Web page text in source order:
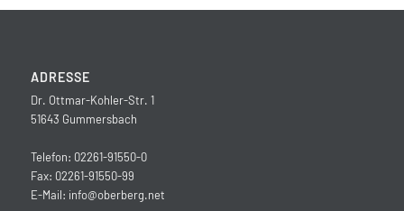
ADRESSE
Dr. Ottmar-Kohler-Str. 1
51643 Gummersbach
Telefon: 02261-91550-0
Fax: 02261-91550-99
E-Mail: info@oberberg.net